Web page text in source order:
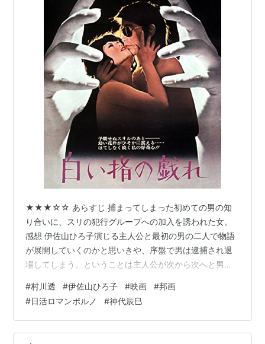
★★★☆☆ あらすじ 捕まってしまった初めての男の知
り合いに、スリの犯行グループへの加入を誘われた女。
感想 伊佐山ひろ子演じる主人公と最初の男の二人で物語
が展開していくのかと思いきや、序盤で男は逮捕され退
場してしまう。ということは主人公が次から次へと男を
次の男で落ち着いてしまった。なんだか不思議なストー
リー展開だ。「最初」は始まりを示すだけのものでしか
なくて、それ以上の意味はないということなのか。 登場
人物たちは、スリや窃盗をしたり、皆で乱痴気騒ぎをし
#村川透 #伊佐山ひろ子 #映画 #邦画
#日活ロマンポルノ #神代辰巳